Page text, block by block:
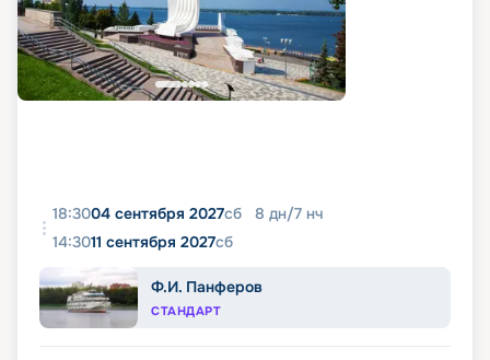
18:3004 сентября 2027сб 8 дн/7 нч
14:3011 сентября 2027сб
Ф.И. Панферов
СТАНДАРТ